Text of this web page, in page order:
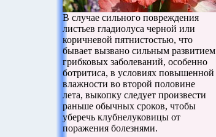
В случае сильного повреждения
листьев гладиолуса черной или
коричневой пятнистостью, что
бывает вызвано сильным развитием
грибковых заболеваний, особенно
ботритиса, в условиях повышенной
влажности во второй половине
лета, выкопку следует произвести
раньше обычных сроков, чтобы
уберечь клубнелуковицы от
поражения болезнями.